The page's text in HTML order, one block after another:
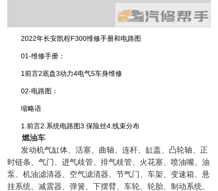
2022年长安凯程F300维修手册和电路图
01-维修手册：
1前言2底盘3动力4电气5车身维修
02-电路图：
缩略语
1.前言2.系统电路图3.保险丝4.线束分布
燃油车
发动机气缸体、活塞、曲轴、连杆、缸盖、凸轮轴、正
时链条、气门、进气歧管、排气歧管、火花塞、喷油嘴、油
泵、机油滤清器、空气滤清器、节气门、车架、变速箱、悬
挂系统、减震器、弹簧、下摆臂、车轮、轮胎、制动系统、